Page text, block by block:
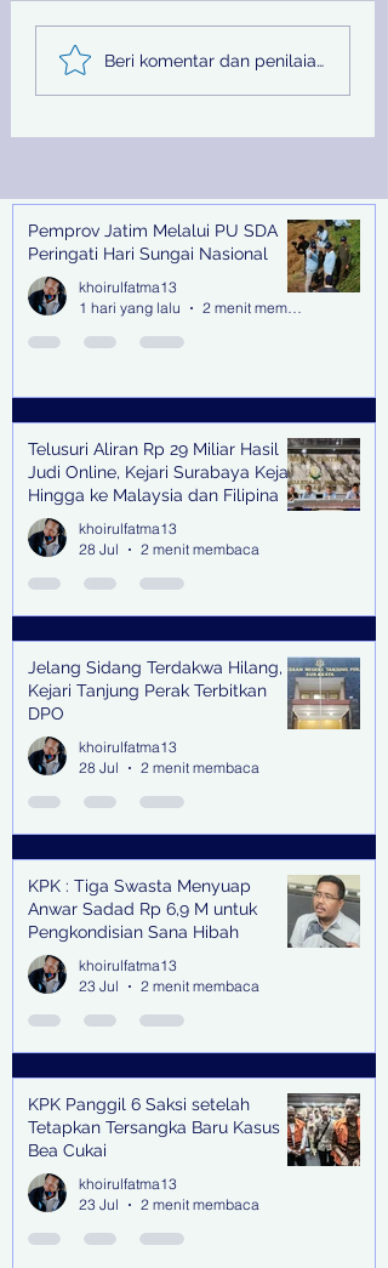
Telusuri Aliran Rp 29
Miliar Hasil Judi
Online, Kejari
Beri komentar dan penilaian...
Recent Posts
Pemprov Jatim Melalui PU SDA
Peringati Hari Sungai Nasional
khoirulfatma13
1 hari yang lalu
2 menit membaca
Telusuri Aliran Rp 29 Miliar Hasil
Judi Online, Kejari Surabaya Kejar
Hingga ke Malaysia dan Filipina
khoirulfatma13
28 Jul
2 menit membaca
Jelang Sidang Terdakwa Hilang,
Kejari Tanjung Perak Terbitkan
DPO
khoirulfatma13
28 Jul
2 menit membaca
KPK : Tiga Swasta Menyuap
Anwar Sadad Rp 6,9 M untuk
Pengkondisian Sana Hibah
khoirulfatma13
23 Jul
2 menit membaca
KPK Panggil 6 Saksi setelah
Tetapkan Tersangka Baru Kasus
Bea Cukai
khoirulfatma13
23 Jul
2 menit membaca